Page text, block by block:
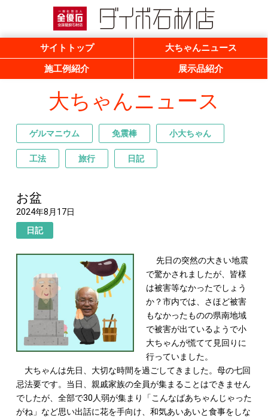
一般社団法人 全優石 全国優良石材店
サイトトップ
大ちゃんニュース
施工例紹介
展示品紹介
大ちゃんニュース
ゲルマニウム 免震棒 小大ちゃん
工法 旅行 日記
お盆
2024年8月17日
日記
先日の突然の大きい地震
で驚かされましたが、皆様
は被害等なかったでしょう
か？市内では、さほど被害
もなかったものの県南地域
で被害が出ているようで小
大ちゃんが慌てて見回りに
行っていました。
大ちゃんは先日、大切な時間を過ごしてきました。母の七回
忌法要です。当日、親戚家族の全員が集まることはできません
でしたが、全部で30人弱が集まり「こんなばあちゃんじゃった
がね」など思い出話に花を手向け、和気あいあいと食事をしな